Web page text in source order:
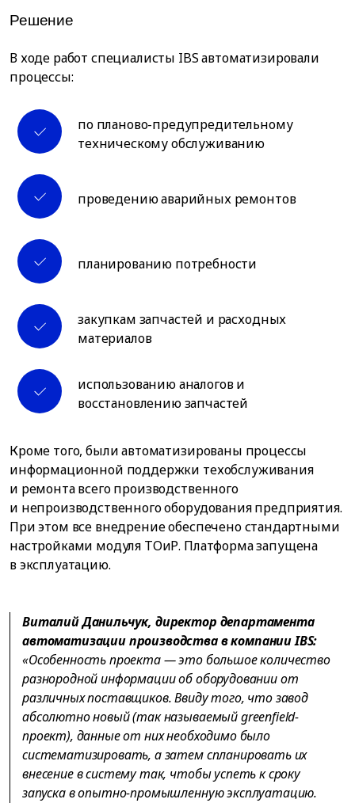
Решение
В ходе работ специалисты IBS автоматизировали
процессы:
по планово-предупредительному
техническому обслуживанию
проведению аварийных ремонтов
планированию потребности
закупкам запчастей и расходных
материалов
использованию аналогов и
восстановлению запчастей
Кроме того, были автоматизированы процессы
информационной поддержки техобслуживания
и ремонта всего производственного
и непроизводственного оборудования предприятия.
При этом все внедрение обеспечено стандартными
настройками модуля ТОиР. Платформа запущена
в эксплуатацию.
Виталий Данильчук, директор департамента
автоматизации производства в компании IBS:
«Особенность проекта — это большое количество
разнородной информации об оборудовании от
различных поставщиков. Ввиду того, что завод
абсолютно новый (так называемый greenfield-
проект), данные от них необходимо было
систематизировать, а затем спланировать их
внесение в систему так, чтобы успеть к сроку
запуска в опытно-промышленную эксплуатацию.